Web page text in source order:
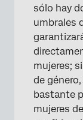
sólo hay
umbrales
mujeres;
de
bastante
mujeres